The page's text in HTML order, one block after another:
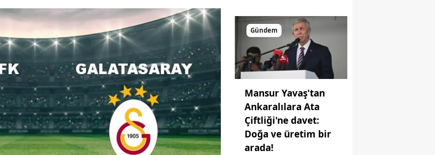
Gündem
Mansur Yavaş'tan
Ankaralılara Ata
Çiftliği'ne davet:
Doğa ve üretim bir
arada!